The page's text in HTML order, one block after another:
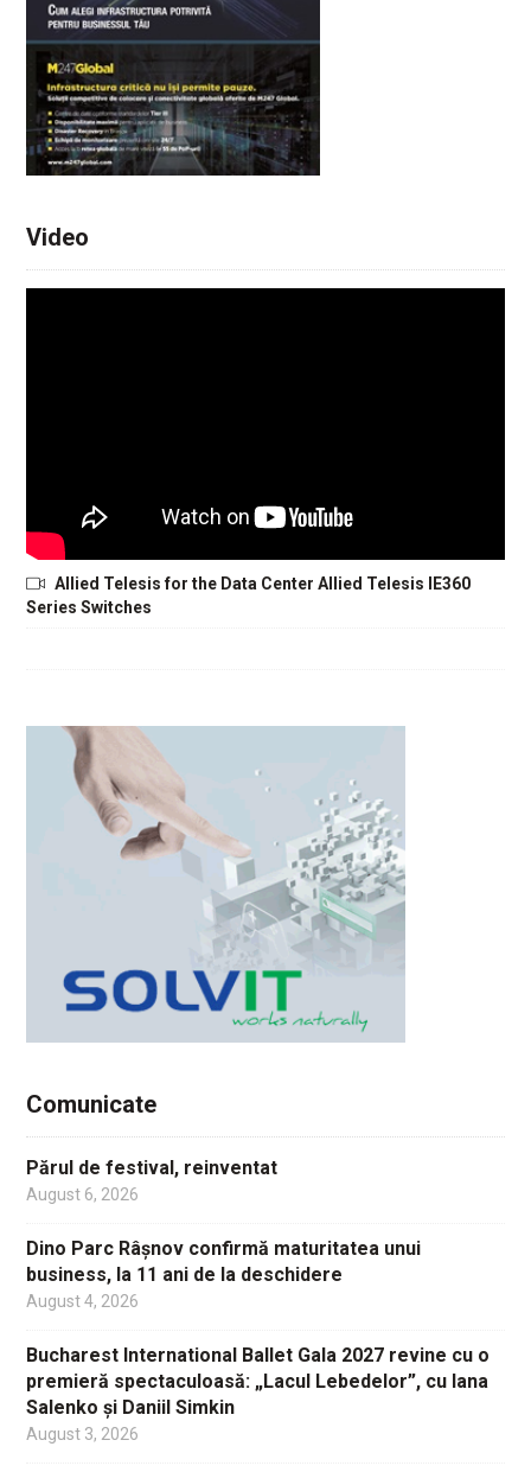
Video
Allied Telesis for the Data Center Allied Telesis IE360
Series Switches
Comunicate
Părul de festival, reinventat
August 6, 2026
Dino Parc Râșnov confirmă maturitatea unui
business, la 11 ani de la deschidere
August 4, 2026
Bucharest International Ballet Gala 2027 revine cu o
premieră spectaculoasă: „Lacul Lebedelor”, cu Iana
Salenko și Daniil Simkin
August 3, 2026